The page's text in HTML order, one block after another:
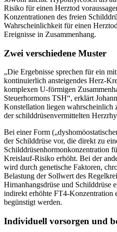
Risiko für einen Herztod
Konzentrationen des freien
Wahrscheinlichkeit für einen
Ereignisse in Zusammenhang.
Zwei verschiedene Muster
„Die Ergebnisse sprechen für ein
kontinuierlich ansteigendes Herz-
komplexen U-förmigen
Steuerhormons TSH“, erklärt
Konstellation liegen wahrscheinlich
der schilddrüsenvermittelten
Bei einer Form
der Schilddrüse vor, die direkt zu
Schilddrüsenhormonkonzentration
Kreislauf-Risiko erhöht. Bei der
wird durch genetische Faktoren,
Belastung der Sollwert des
Hirnanhangsdrüse und Schilddrüse
indirekt erhöhte FT4-Konzentration
begünstigt werden.
Individuell vorsorgen und